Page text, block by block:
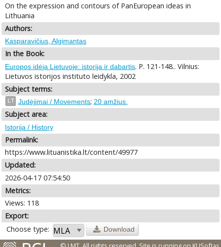
On the expression and contours of PanEuropean ideas in
Lithuania
Authors:
Kasparavičius, Algimantas
In the Book:
Europos idėja Lietuvoje: istorija ir dabartis. P. 121-148.. Vilnius:
Lietuvos istorijos instituto leidykla, 2002
Subject terms:
LT Judėjimai / Movements; 20 amžius.
Subject area:
Istorija / History
Permalink:
https://www.lituanistika.lt/content/49977
Updated:
2026-04-17 07:54:50
Metrics:
Views: 118
Export:
Choose type:
Download